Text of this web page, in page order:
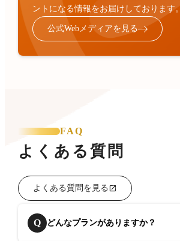
ントになる情報をお届けしております。
公式Webメディアを見る
FAQ
よくある質問
よくある質問を見る
Q どんなプランがありますか？